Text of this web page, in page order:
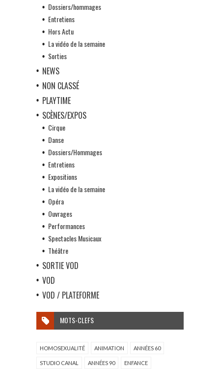
Dossiers/hommages
Entretiens
Hors Actu
La vidéo de la semaine
Sorties
NEWS
NON CLASSÉ
PLAYTIME
SCÈNES/EXPOS
Cirque
Danse
Dossiers/Hommages
Entretiens
Expositions
La vidéo de la semaine
Opéra
Ouvrages
Performances
Spectacles Musicaux
Théâtre
SORTIE VOD
VOD
VOD / PLATEFORME
MOTS-CLEFS
HOMOSEXUALITÉ ANIMATION ANNÉES 60
STUDIO CANAL ANNÉES 90 ENFANCE